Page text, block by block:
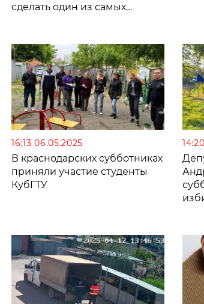
сделать один из самых
16:13 06.05.2025
В краснодарских субботниках
приняли участие студенты
КубГТУ